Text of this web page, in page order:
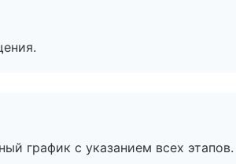
график с указанием всех этапов.